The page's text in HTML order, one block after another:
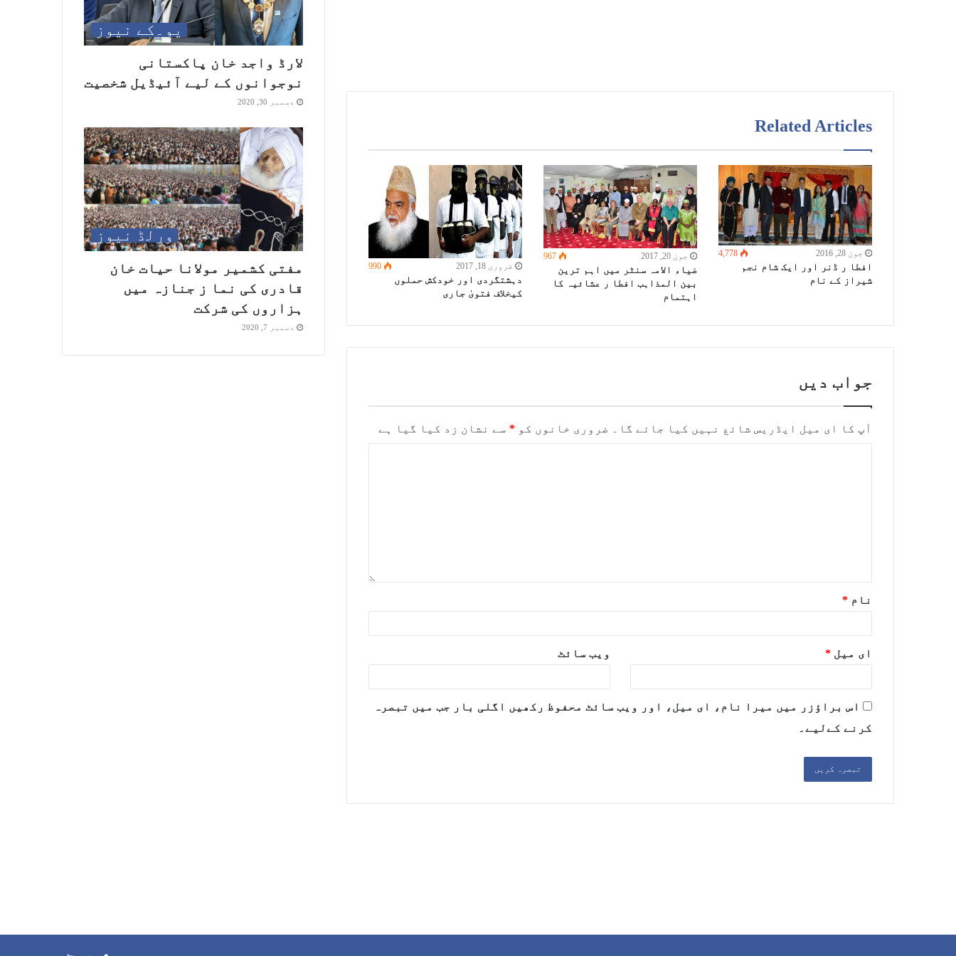
Related Articles
جون 28, 2016 4,778
افطا ر ڈنر اور ایک شام نجم
شیراز کے نام
جون 20, 2017 967
ضیاء الامہ سنٹر میں اہم ترین
بین المذاہب افطا ر عشائیہ کا
اہتمام
فروری 18, 2017 990
دہشتگردی اور خودکش حملوں
کیخلاف فتویٰ جاری
جواب دیں
آپ کا ای میل ایڈریس شائع نہیں کیا جائے گا۔ ضروری خانوں کو * سے نشان زد کیا گیا ہے
نام *
ای میل * ویب‌ سائٹ
اس براؤزر میں میرا نام، ای میل، اور ویب سائٹ محفوظ رکھیں اگلی بار جب میں تبصرہ
کرنے کےلیے۔
یو۔کے نیوز
لارڈ واجد خان پاکستانی
نوجوانوں کے لیے آئیڈیل شخصیت
دسمبر 30, 2020
ورلڈ نیوز
مفتی کشمیر مولانا حیات خان
قادری کی نما ز جنازہ میں
ہزاروں کی شرکت
دسمبر 7, 2020